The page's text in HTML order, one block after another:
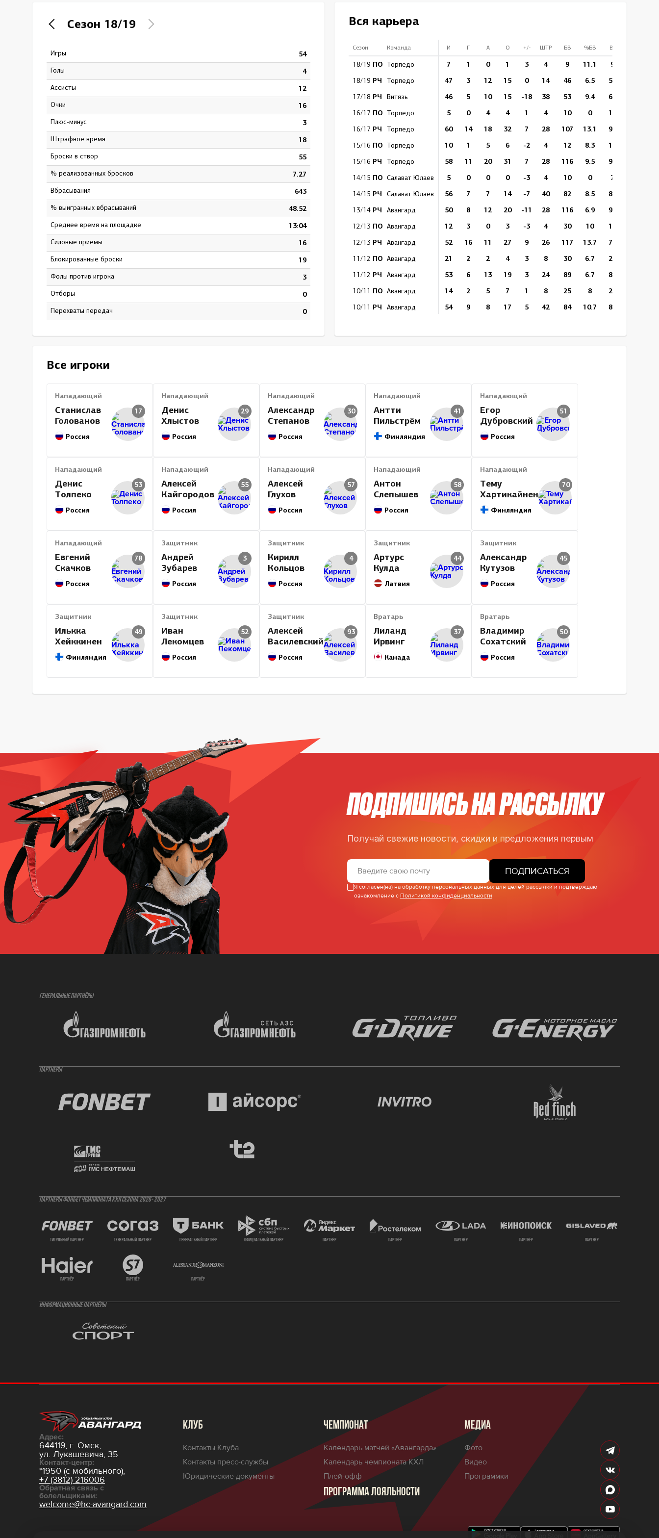
Северсталь
Сезон 18/19
Игры 54
Голы 4
Ассисты 12
Очки 16
Плюс-минус 3
штрафное время 18
Броски в створ 55
% реализованных бросков 7.27
Вбрасывания 643
% выигранных вбрасываний 48.52
Среднее время на площадке 13:04
Силовые приемы 16
Блокированные броски 19
Фолы против игрока 3
Отборы 0
Перехваты передач 0
Вся карьера
Сезон Команда И Г А О +/- ШТР БВ %БВ ВБР
18/19 ПО Торпедо 7 1 0 1 3 4 9 11.1 94
18/19 РЧ Торпедо 47 3 12 15 0 14 46 6.5 549
17/18 РЧ Витязь 46 5 10 15 -18 38 53 9.4 633
16/17 ПО Торпедо 5 0 4 4 1 4 10 0 113
16/17 РЧ Торпедо 60 14 18 32 7 28 107 13.1 925
15/16 ПО Торпедо 10 1 5 6 -2 4 12 8.3 185
15/16 РЧ Торпедо 58 11 20 31 7 28 116 9.5 952
14/15 ПО Салават Юлаев 5 0 0 0 -3 4 10 0 72
14/15 РЧ Салават Юлаев 56 7 7 14 -7 40 82 8.5 848
13/14 РЧ Авангард 50 8 12 20 -11 28 116 6.9 952
12/13 ПО Авангард 12 3 0 3 -3 4 30 10 169
12/13 РЧ Авангард 52 16 11 27 9 26 117 13.7 751
11/12 ПО Авангард 21 2 2 4 3 8 30 6.7 286
11/12 РЧ Авангард 53 6 13 19 3 24 89 6.7 803
10/11 ПО Авангард 14 2 5 7 1 8 25 8 213
10/11 РЧ Авангард 54 9 8 17 5 42 84 10.7 816
РЧ 55 5 21 26 5 46 86 5.8 756
Все игроки
Нападающий
Станислав
Голованов
Россия
17
Нападающий
Денис
Хлыстов
Россия
29
Нападающий
Александр
Степанов
Россия
30
Нападающий
Антти
Пильстрём
Финляндия
41
Нападающий
Егор
Дубровский
Россия
51
Нападающий
Денис
Толпеко
Россия
53
Нападающий
Алексей
Кайгородов
Россия
55
Нападающий
Алексей
Глухов
Россия
57
Нападающий
Антон
Слепышев
Россия
58
Нападающий
Тему
Хартикайнен
Финляндия
70
Нападающий
Евгений
Скачков
Россия
78
Защитник
Андрей
Зубарев
Россия
3
Защитник
Кирилл
Кольцов
Россия
4
Защитник
Артурс
Кулда
Латвия
44
Защитник
Александр
Кутузов
Россия
45
Защитник
Илькка
Хейккинен
Финляндия
49
Защитник
Иван
Лекомцев
Россия
52
Защитник
Алексей
Василевский
Россия
93
Вратарь
Лиланд
Ирвинг
Канада
37
Вратарь
Владимир
Сохатский
Россия
50
ПОДПИШИСЬ НА РАССЫЛКУ
Получай свежие новости, скидки и предложения первым
ПОДПИСАТЬСЯ
Я согласен(на) на обработку персональных данных для целей рассылки и подтверждаю
ознакомление с Политикой конфиденциальности
ГЕНЕРАЛЬНЫЕ ПАРТНЁРЫ
ПАРТНЁРЫ
ПАРТНЕРЫ ФОНБЕТ ЧЕМПИОНАТА КХЛ СЕЗОНА 2026- 2027
титульный партнер генеральный партнёр генеральный партнёр официальный партнёр партнёр партнёр партнёр партнёр партнёр
партнёр партнёр партнёр
ИНФОРМАЦИОННЫЕ ПАРТНЁРЫ
Адрес:
644119, г. Омск,
ул. Лукашевича, 35
Контакт-центр:
*1950 (с мобильного),
+7 (3812) 216006
Обратная связь с
болельщиками:
welcome@hc-avangard.com
КЛУБ
Контакты Клуба
Контакты пресс-службы
Юридические документы
ЧЕМПИОНАТ
Календарь матчей «Авангарда»
Календарь чемпионата КХЛ
Плей-офф
ПРОГРАММА ЛОЯЛЬНОСТИ
МЕДИА
Фото
Видео
Программки